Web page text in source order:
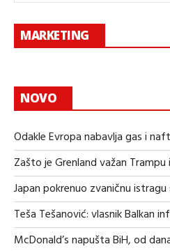
MARKETING
NOVO
Odakle Evropa nabavlja gas i
Zašto je Grenland važan Trampu
Japan pokrenuo zvaničnu
Teša Tešanović: vlasnik Balkan
McDonald’s napušta BiH, od